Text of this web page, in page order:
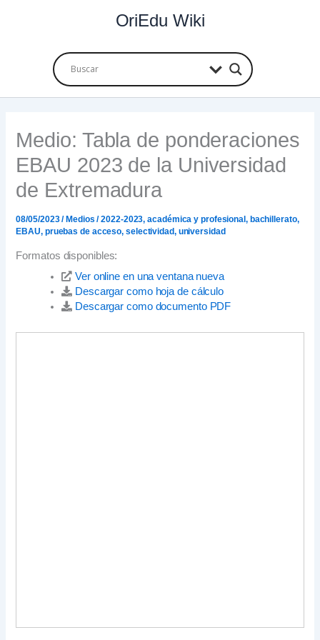
OriEdu Wiki
Medio: Tabla de ponderaciones
EBAU 2023 de la Universidad
de Extremadura
08/05/2023/ Medios /2022-2023,académica y profesional , bachillerato,
EBAU, pruebas de acceso, selectividad, universidad
Formatos disponibles:
Ver online en una ventana nueva
Descargar como hoja de cálculo
Descargar como documento PDF